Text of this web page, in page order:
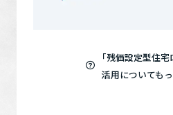
「残価設定型住
活用についても